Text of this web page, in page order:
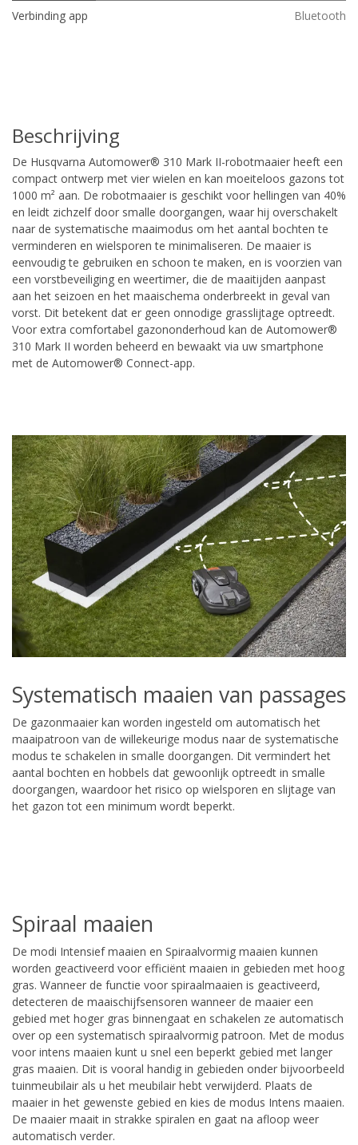
Verbinding app
Bluetooth
Beschrijving
De Husqvarna Automower® 310 Mark II-robotmaaier heeft een
compact ontwerp met vier wielen en kan moeiteloos gazons tot
1000 m² aan. De robotmaaier is geschikt voor hellingen van 40%
en leidt zichzelf door smalle doorgangen, waar hij overschakelt
naar de systematische maaimodus om het aantal bochten te
verminderen en wielsporen te minimaliseren. De maaier is
eenvoudig te gebruiken en schoon te maken, en is voorzien van
een vorstbeveiliging en weertimer, die de maaitijden aanpast
aan het seizoen en het maaischema onderbreekt in geval van
vorst. Dit betekent dat er geen onnodige grasslijtage optreedt.
Voor extra comfortabel gazononderhoud kan de Automower®
310 Mark II worden beheerd en bewaakt via uw smartphone
met de Automower® Connect-app.
Systematisch maaien van passages
De gazonmaaier kan worden ingesteld om automatisch het
maaipatroon van de willekeurige modus naar de systematische
modus te schakelen in smalle doorgangen. Dit vermindert het
aantal bochten en hobbels dat gewoonlijk optreedt in smalle
doorgangen, waardoor het risico op wielsporen en slijtage van
het gazon tot een minimum wordt beperkt.
Spiraal maaien
De modi Intensief maaien en Spiraalvormig maaien kunnen
worden geactiveerd voor efficiënt maaien in gebieden met hoog
gras. Wanneer de functie voor spiraalmaaien is geactiveerd,
detecteren de maaischijfsensoren wanneer de maaier een
gebied met hoger gras binnengaat en schakelen ze automatisch
over op een systematisch spiraalvormig patroon. Met de modus
voor intens maaien kunt u snel een beperkt gebied met langer
gras maaien. Dit is vooral handig in gebieden onder bijvoorbeeld
tuinmeubilair als u het meubilair hebt verwijderd. Plaats de
maaier in het gewenste gebied en kies de modus Intens maaien.
De maaier maait in strakke spiralen en gaat na afloop weer
automatisch verder.